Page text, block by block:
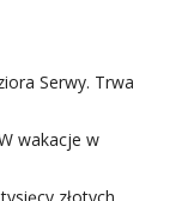
Serwy. Trwa
wakacje w